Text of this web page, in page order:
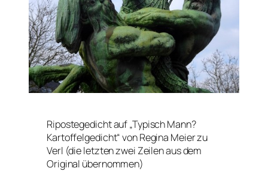
Ripostegedicht auf „Typisch Mann?
Kartoffelgedicht“ von Regina Meier zu
Verl (die letzten zwei Zeilen aus dem
Original übernommen)